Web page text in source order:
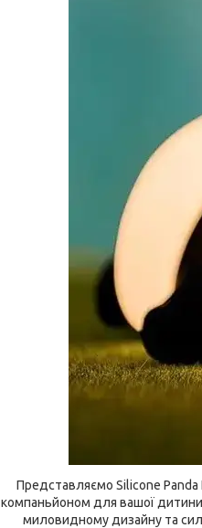
Представляємо Silicone Panda
компаньйоном для вашої
миловидному дизайну та